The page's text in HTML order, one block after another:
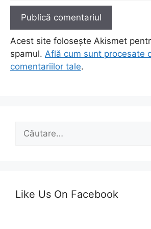
Acest site folosește Akismet
spamul. Află cum sunt procesate
comentariilor tale.
Caută
Like Us On Facebook